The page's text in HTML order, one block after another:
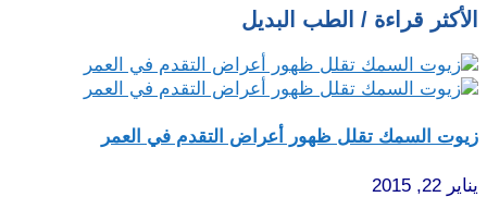
الأكثر قراءة / الطب البديل
زيوت السمك تقلل ظهور أعراض التقدم في العمر
يناير 22, 2015